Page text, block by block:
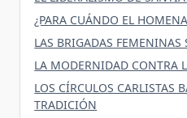
¿PARA CUÁNDO EL
LAS BRIGADAS FEMENINAS
LA MODERNIDAD CONTRA
LOS CÍRCULOS CARLISTAS
TRADICIÓN